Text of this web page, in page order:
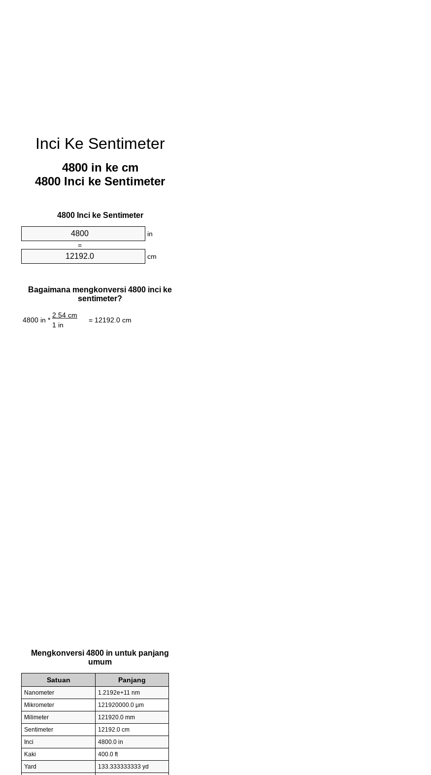
Inci Ke Sentimeter
4800 in ke cm
4800 Inci ke Sentimeter
4800 Inci ke Sentimeter
in
=
cm
Bagaimana mengkonversi 4800 inci ke
sentimeter?
4800 in *
2.54 cm
= 12192.0 cm
1 in
Mengkonversi 4800 in untuk panjang
umum
Satuan Panjang
Nanometer
1.2192e+11 nm
Mikrometer
121920000.0 µm
Milimeter
121920.0 mm
Sentimeter
12192.0 cm
Inci
4800.0 in
Kaki
400.0 ft
Yard
133.333333333 yd